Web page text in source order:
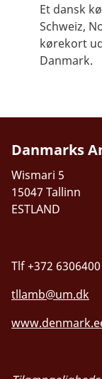
Et dansk
Schweiz,
kørekort
Danmark.
Danmarks
Wismari 5
15047 Tallinn
ESTLAND
Tlf +372 6306400
tllamb@um.dk